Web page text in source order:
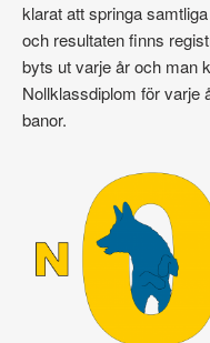
klarat att springa
och resultaten finns
byts ut varje år och man
Nollklassdiplom för varje
banor.